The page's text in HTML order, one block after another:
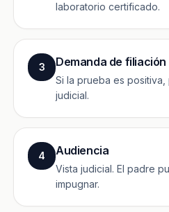
laboratorio certificado.
3 Demanda de filiación
Si la prueba es
judicial.
4 Audiencia
Vista judicial. El padre
impugnar.